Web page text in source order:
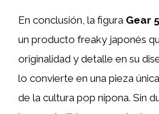
En conclusión, la figura Gear 5
un producto freaky japonés
originalidad y detalle en su
lo convierte en una pieza
de la cultura pop nipona. Sin